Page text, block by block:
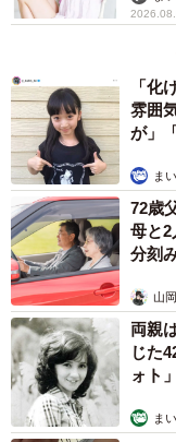
「化
雰囲
が」
ま
72歳
母と
分刻
山
両親
じた
ォト
ま